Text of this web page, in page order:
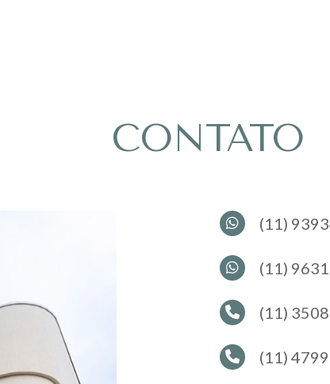
CONTATO
(11)
(11)
(11)
(11)